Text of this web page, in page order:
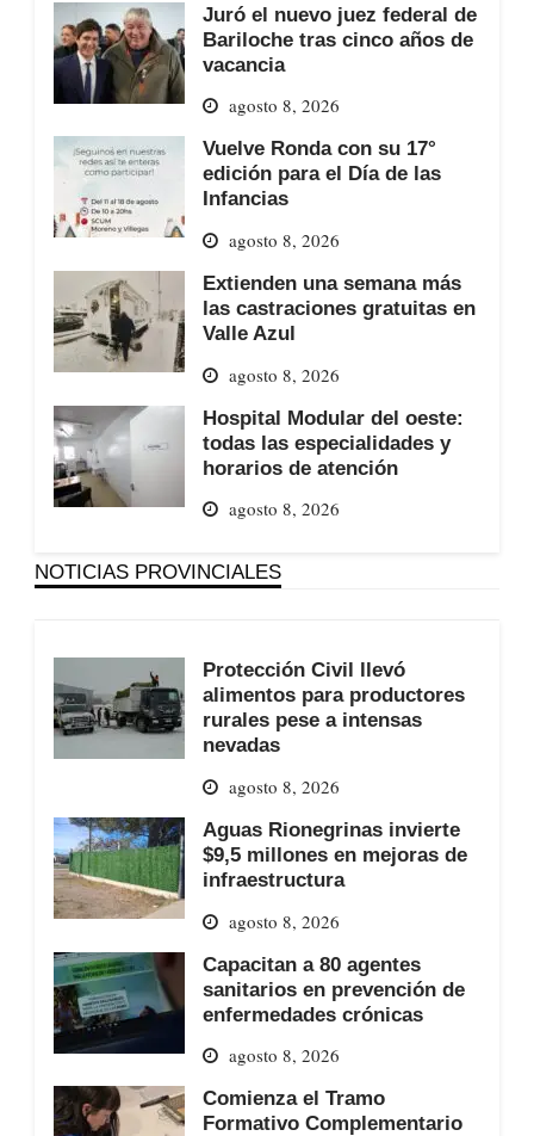
Juró el nuevo juez federal de
Bariloche tras cinco años de
vacancia
agosto 8, 2026
Vuelve Ronda con su 17°
edición para el Día de las
Infancias
agosto 8, 2026
Extienden una semana más
las castraciones gratuitas en
Valle Azul
agosto 8, 2026
Hospital Modular del oeste:
todas las especialidades y
horarios de atención
agosto 8, 2026
NOTICIAS PROVINCIALES
Protección Civil llevó
alimentos para productores
rurales pese a intensas
nevadas
agosto 8, 2026
Aguas Rionegrinas invierte
$9,5 millones en mejoras de
infraestructura
agosto 8, 2026
Capacitan a 80 agentes
sanitarios en prevención de
enfermedades crónicas
agosto 8, 2026
Comienza el Tramo
Formativo Complementario